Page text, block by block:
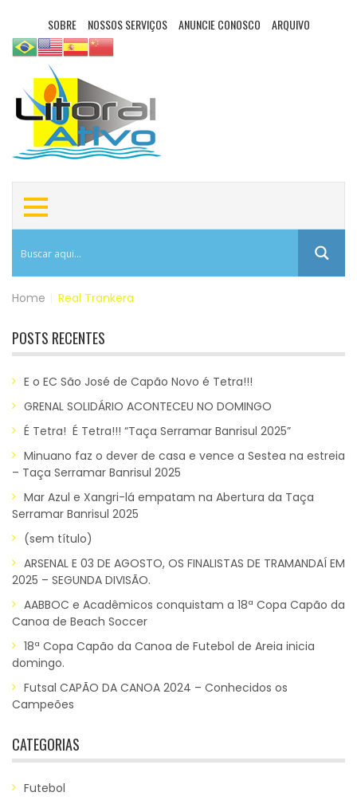
SOBRE NOSSOS SERVIÇOS ANUNCIE CONOSCO ARQUIVO
Home Real Trankera
POSTS RECENTES
E o EC São José de Capão Novo é Tetra!!!
GRENAL SOLIDÁRIO ACONTECEU NO DOMINGO
É Tetra! É Tetra!!! “Taça Serramar Banrisul 2025”
Minuano faz o dever de casa e vence a Sestea na estreia
– Taça Serramar Banrisul 2025
Mar Azul e Xangri-lá empatam na Abertura da Taça
Serramar Banrisul 2025
(sem título)
ARSENAL E 03 DE AGOSTO, OS FINALISTAS DE TRAMANDAÍ EM
2025 – SEGUNDA DIVISÃO.
AABBOC e Acadêmicos conquistam a 18ª Copa Capão da
Canoa de Beach Soccer
18ª Copa Capão da Canoa de Futebol de Areia inicia
domingo.
Futsal CAPÃO DA CANOA 2024 – Conhecidos os
Campeões
CATEGORIAS
Futebol